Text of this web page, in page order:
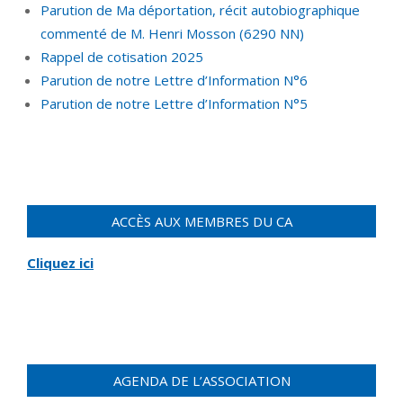
Parution de Ma déportation, récit autobiographique
commenté de M. Henri Mosson (6290 NN)
Rappel de cotisation 2025
Parution de notre Lettre d’Information N°6
Parution de notre Lettre d’Information N°5
ACCÈS AUX MEMBRES DU CA
Cliquez ici
AGENDA DE L’ASSOCIATION